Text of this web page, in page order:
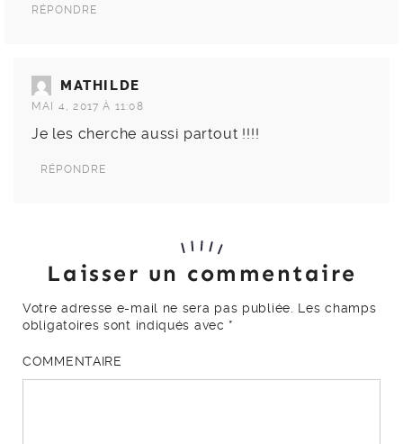
RÉPONDRE
MATHILDE
MAI 4, 2017 À 11:08
Je les cherche aussi partout !!!!
RÉPONDRE
Laisser un commentaire
Votre adresse e-mail ne sera pas publiée. Les champs
obligatoires sont indiqués avec *
COMMENTAIRE